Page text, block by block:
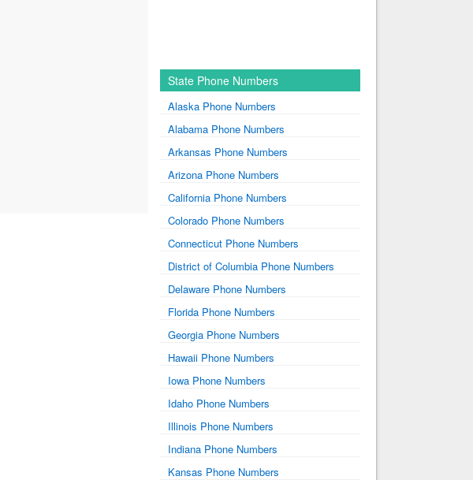
State Phone Numbers
Alaska Phone Numbers
Alabama Phone Numbers
Arkansas Phone Numbers
Arizona Phone Numbers
California Phone Numbers
Colorado Phone Numbers
Connecticut Phone Numbers
District of Columbia Phone Numbers
Delaware Phone Numbers
Florida Phone Numbers
Georgia Phone Numbers
Hawaii Phone Numbers
Iowa Phone Numbers
Idaho Phone Numbers
Illinois Phone Numbers
Indiana Phone Numbers
Kansas Phone Numbers